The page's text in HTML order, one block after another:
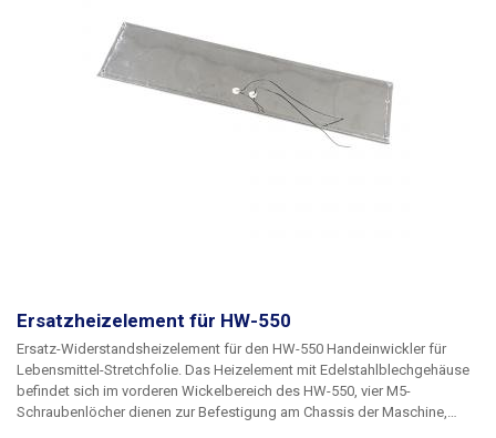
Ersatzheizelement für HW-550
Ersatz-Widerstandsheizelement für den HW-550 Handeinwickler für
Lebensmittel-Stretchfolie. Das Heizelement mit Edelstahlblechgehäuse
befindet sich im vorderen Wickelbereich des HW-550, vier M5-
Schraubenlöcher dienen zur Befestigung am Chassis der Maschine,